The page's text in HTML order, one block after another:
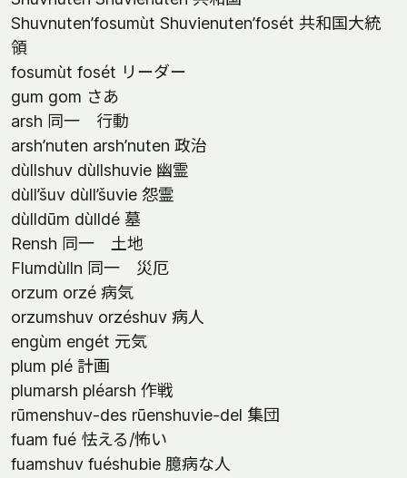
Shuvnuten’fosumùt Shuvienuten’fosét 共和国大統
領
fosumùt fosét リーダー
gum gom さあ
arsh 同一 行動
arsh’nuten arsh’nuten 政治
dùllshuv dùllshuvie 幽霊
dùll’šuv dùll’šuvie 怨霊
dùlldūm dùlldé 墓
Rensh 同一 土地
Flumdùlln 同一 災厄
orzum orzé 病気
orzumshuv orzéshuv 病人
engùm engét 元気
plum plé 計画
plumarsh pléarsh 作戦
rūmenshuv-des rūenshuvie-del 集団
fuam fué 怯える/怖い
fuamshuv fuéshubie 臆病な人